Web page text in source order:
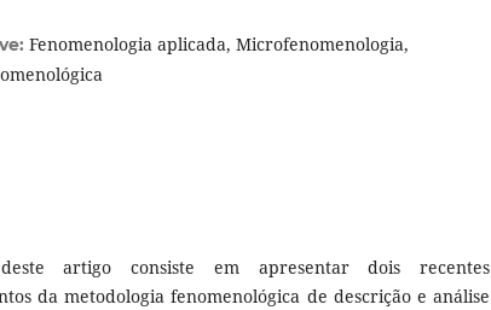
Fenomenologia aplicada, Microfenomenologia,
artigo consiste em apresentar dois recentes
da metodologia fenomenológica de descrição e análise